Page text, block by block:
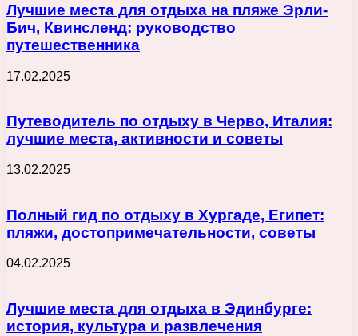
Лучшие места для отдыха на пляже Эрли-
Бич, Квинсленд: руководство
путешественника
17.02.2025
Путеводитель по отдыху в Черво, Италия:
лучшие места, активности и советы
13.02.2025
Полный гид по отдыху в Хургаде, Египет:
пляжи, достопримечательности, советы
04.02.2025
Лучшие места для отдыха в Эдинбурге:
история, культура и развлечения